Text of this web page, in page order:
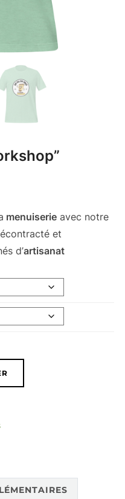
menuiserieavec notre
et
d’artisanat